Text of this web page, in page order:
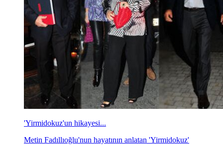
'Yirmidokuz'un hikayesi...
Metin Fadıllıoğlu'nun hayatının anlatan 'Yirmidokuz'